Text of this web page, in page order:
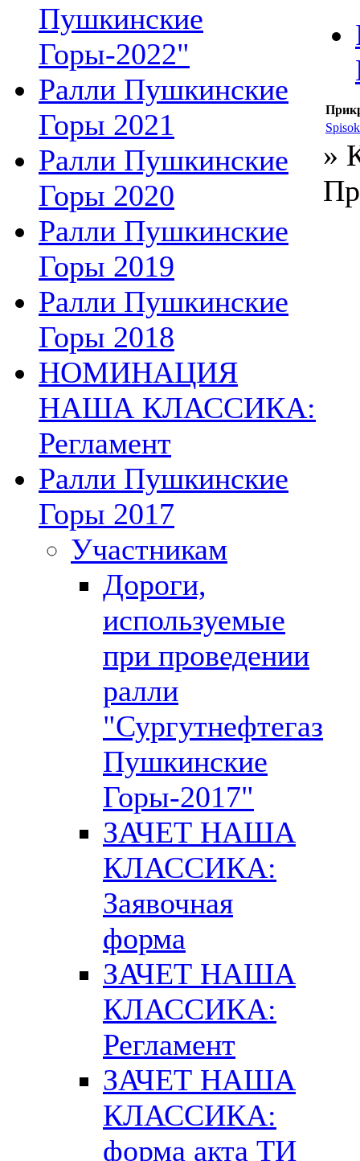
Пушкинские
Горы-2022"
Ралли Пушкинские
Горы 2021
Ралли Пушкинские
Горы 2020
Ралли Пушкинские
Горы 2019
Ралли Пушкинские
Горы 2018
НОМИНАЦИЯ
НАША КЛАССИКА:
Регламент
Ралли Пушкинские
Горы 2017
Участникам
Дороги,
используемые
при проведении
ралли
"Сургутнефтегаз
Пушкинские
Горы-2017"
ЗАЧЕТ НАША
КЛАССИКА:
Заявочная
форма
ЗАЧЕТ НАША
КЛАССИКА:
Регламент
ЗАЧЕТ НАША
КЛАССИКА:
форма акта ТИ
»